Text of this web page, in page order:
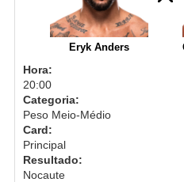
Eryk Anders
Hora:
20:00
Categoria:
Peso Meio-Médio
Card:
Principal
Resultado:
Nocaute